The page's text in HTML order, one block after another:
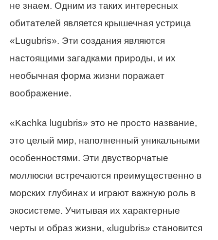
не знаем. Одним из таких интересных
обитателей является крышечная устрица
«Lugubris». Эти создания являются
настоящими загадками природы, и их
необычная форма жизни поражает
воображение.
«Kachka lugubris» это не просто название,
это целый мир, наполненный уникальными
особенностями. Эти двустворчатые
моллюски встречаются преимущественно в
морских глубинах и играют важную роль в
экосистеме. Учитывая их характерные
черты и образ жизни, «lugubris» становится